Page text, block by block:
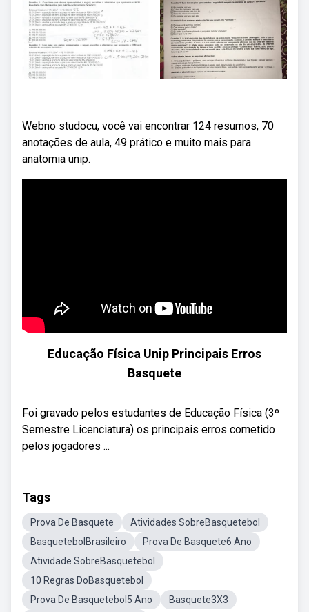
Webno studocu, você vai encontrar 124 resumos, 70
anotações de aula, 49 prático e muito mais para
anatomia unip.
Educação Física Unip Principais Erros
Basquete
Foi gravado pelos estudantes de Educação Física (3º
Semestre Licenciatura) os principais erros cometido
pelos jogadores ...
Tags
Prova De Basquete
Atividades SobreBasquetebol
BasquetebolBrasileiro
Prova De Basquete6 Ano
Atividade SobreBasquetebol
10 Regras DoBasquetebol
Prova De Basquetebol5 Ano
Basquete3X3